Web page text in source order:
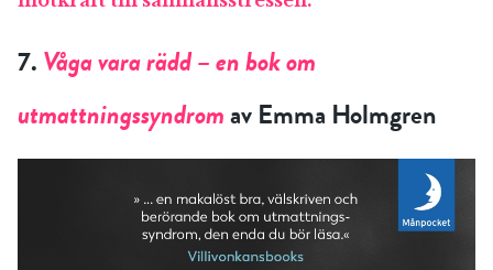
7.Våga vara rädd – en bok om
utmattningssyndromav Emma Holmgren